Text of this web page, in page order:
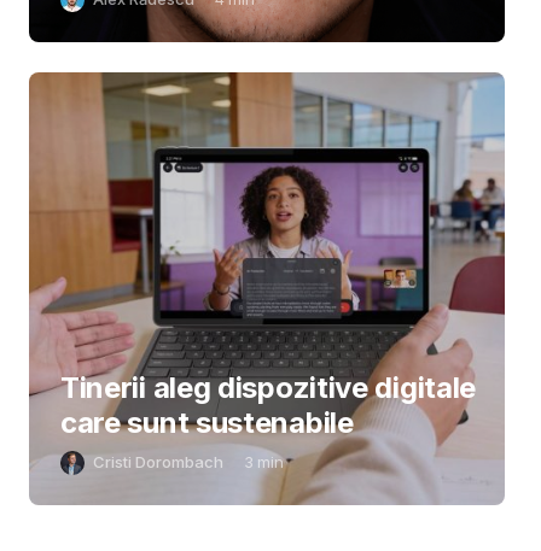
Tinerii aleg dispozitive digitale
care sunt sustenabile
Cristi Dorombach 3 min